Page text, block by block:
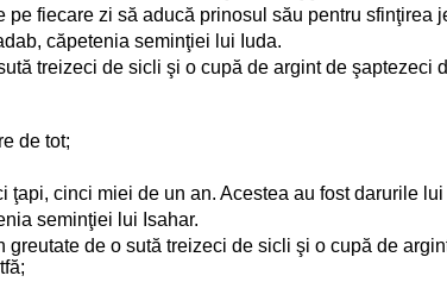
fiecare zi să aducă prinosul său pentru sfinţirea
căpetenia seminţiei lui Iuda.
treizeci de sicli şi o cupă de argint de
de tot;
ţapi, cinci miei de un an. Acestea au fost darurile
seminţiei lui Isahar.
de o sută treizeci de sicli şi o cupă de